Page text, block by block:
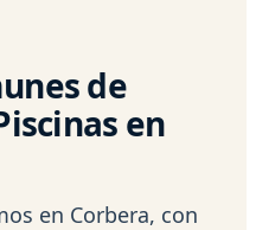
de
en
en Corbera, con